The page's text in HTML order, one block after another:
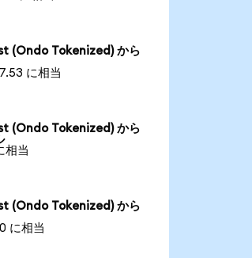
(Ondo Tokenized) から
に相当
(Ondo Tokenized) から
相当
(Ondo Tokenized) から
に相当